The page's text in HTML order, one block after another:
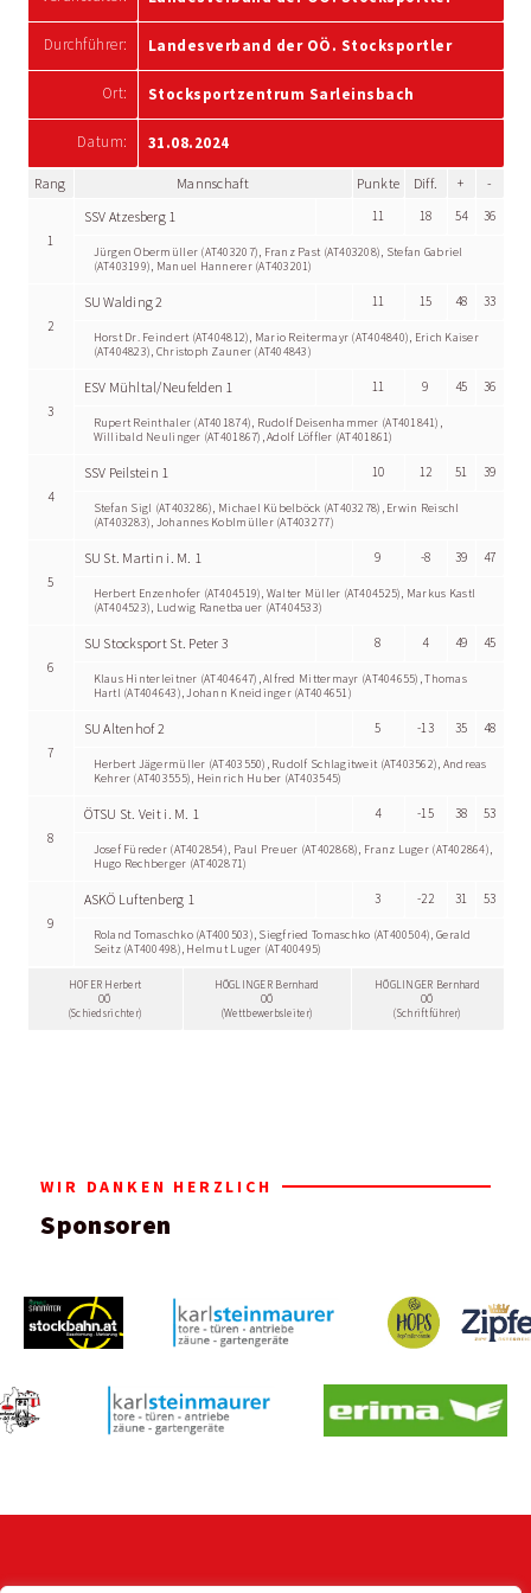
Durchführer: Landesverband der OÖ. Stocksportler
Ort: Stocksportzentrum Sarleinsbach
Datum: 31.08.2024
Rang Mannschaft Punkte Diff. + -
1
SSV Atzesberg 1 11 18 54 36
Jürgen Obermüller (AT403207), Franz Past (AT403208), Stefan Gabriel
(AT403199), Manuel Hannerer (AT403201)
2
SU Walding 2 11 15 48 33
Horst Dr. Feindert (AT404812), Mario Reitermayr (AT404840), Erich Kaiser
(AT404823), Christoph Zauner (AT404843)
3
ESV Mühltal/Neufelden 1 11 9 45 36
Rupert Reinthaler (AT401874), Rudolf Deisenhammer (AT401841),
Willibald Neulinger (AT401867), Adolf Löffler (AT401861)
4
SSV Peilstein 1 10 12 51 39
Stefan Sigl (AT403286), Michael Kübelböck (AT403278), Erwin Reischl
(AT403283), Johannes Koblmüller (AT403277)
5
SU St. Martin i. M. 1 9 -8 39 47
Herbert Enzenhofer (AT404519), Walter Müller (AT404525), Markus Kastl
(AT404523), Ludwig Ranetbauer (AT404533)
6
SU Stocksport St. Peter 3 8 4 49 45
Klaus Hinterleitner (AT404647), Alfred Mittermayr (AT404655), Thomas
Hartl (AT404643), Johann Kneidinger (AT404651)
7
SU Altenhof 2 5 -13 35 48
Herbert Jägermüller (AT403550), Rudolf Schlagitweit (AT403562), Andreas
Kehrer (AT403555), Heinrich Huber (AT403545)
8
ÖTSU St. Veit i. M. 1 4 -15 38 53
Josef Füreder (AT402854), Paul Preuer (AT402868), Franz Luger (AT402864),
Hugo Rechberger (AT402871)
9
ASKÖ Luftenberg 1 3 -22 31 53
Roland Tomaschko (AT400503), Siegfried Tomaschko (AT400504), Gerald
Seitz (AT400498), Helmut Luger (AT400495)
HOFER Herbert
OÖ
(Schiedsrichter)
HÖGLINGER Bernhard
OÖ
(Wettbewerbsleiter)
HÖGLINGER Bernhard
OÖ
(Schriftführer)
WIR DANKEN HERZLICH
Sponsoren